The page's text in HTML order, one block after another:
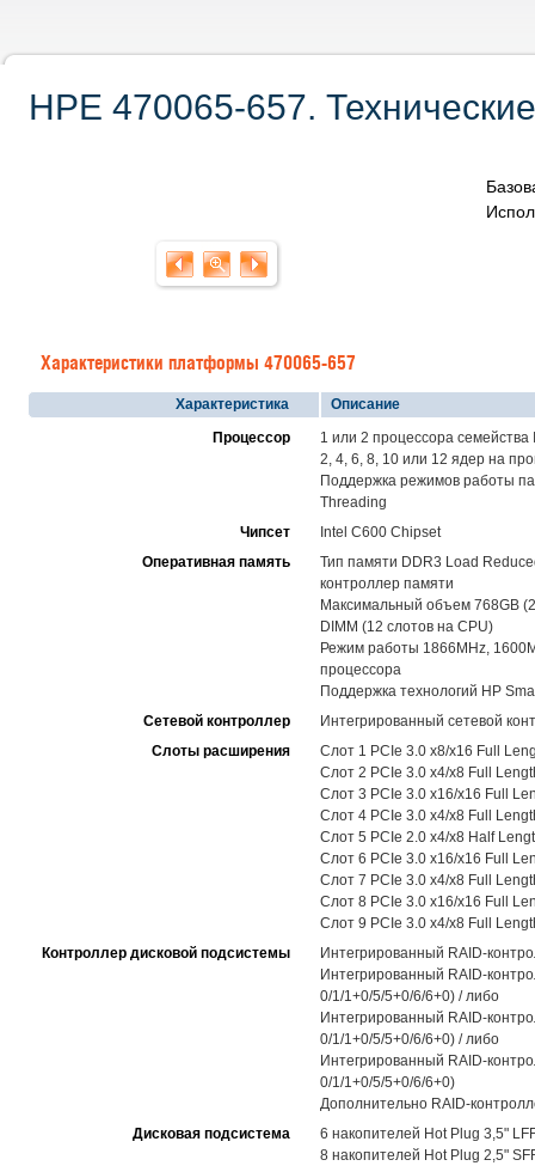
HPE 470065-657.
Характеристики платформы 470065-657
Характеристика
Описание
Процессор
1 или 2 процессора
2, 4, 6, 8, 10 или 12 ядер на
Поддержка режимов работы
Threading
Чипсет
Intel C600 Chipset
Оперативная память
Тип памяти DDR3 Load
контроллер памяти
Максимальный объем 768GB
DIMM (12 слотов на CPU)
Режим работы 1866MHz,
процессора
Поддержка технологий HP
Сетевой контроллер
Интегрированный сетевой
Слоты расширения
Слот 1 PCIe 3.0 x8/x16 Full
Слот 2 PCIe 3.0 x4/x8 Full
Слот 3 PCIe 3.0 x16/x16 Full
Слот 4 PCIe 3.0 x4/x8 Full
Слот 5 PCIe 2.0 x4/x8 Half
Слот 6 PCIe 3.0 x16/x16 Full
Слот 7 PCIe 3.0 x4/x8 Full
Слот 8 PCIe 3.0 x16/x16 Full
Слот 9 PCIe 3.0 x4/x8 Full
Контроллер дисковой подсистемы
Интегрированный RAID-
Интегрированный RAID-
0/1/1+0/5/5+0/6/6+0) / либо
Интегрированный RAID-
0/1/1+0/5/5+0/6/6+0) / либо
Интегрированный RAID-
0/1/1+0/5/5+0/6/6+0)
Дополнительно RAID-
Дисковая подсистема
6 накопителей Hot Plug 3,5"
8 накопителей Hot Plug 2,5"